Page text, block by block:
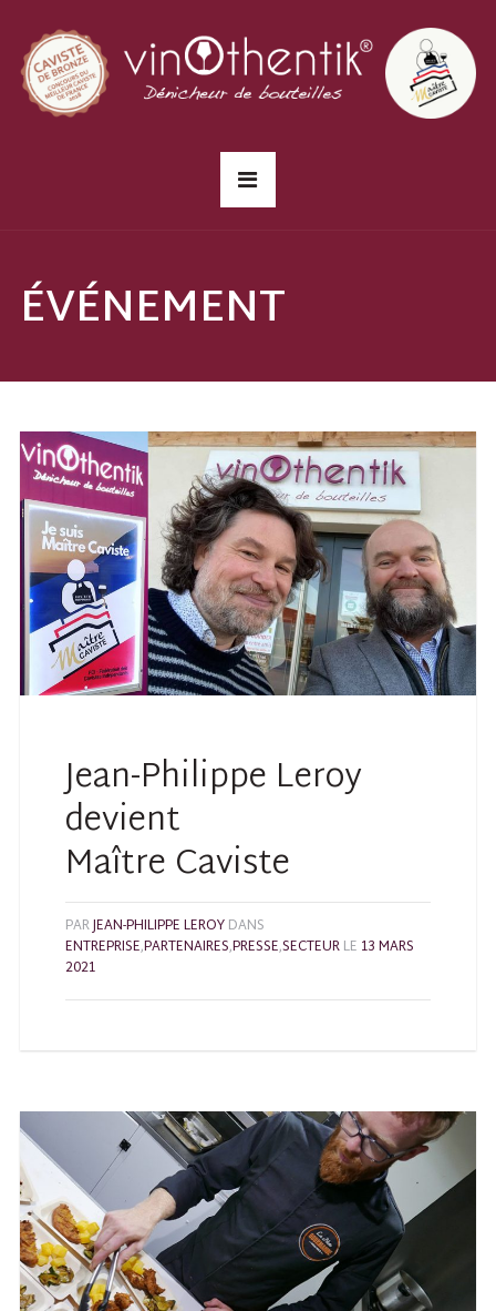
ÉVÉNEMENT
Jean-Philippe Leroy
devient
Maître Caviste
PARJEAN-PHILIPPE LEROYDANS
ENTREPRISE,PARTENAIRES,PRESSE,SECTEURLE 13 MARS
2021